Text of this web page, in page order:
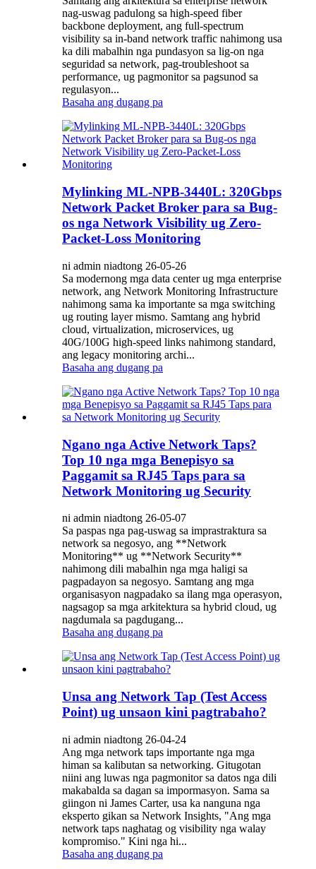
nag-uswag padulong sa high-speed fiber
backbone deployment, ang full-spectrum
visibility sa in-band network traffic nahimong usa
ka dili mabalhin nga pundasyon sa lig-on nga
seguridad sa network, pag-troubleshoot sa
performance, ug pagmonitor sa pagsunod sa
regulasyon...
Basaha ang dugang pa
Mylinking ML‑NPB‑3440L: 320Gbps
Network Packet Broker para sa Bug-
os nga Network Visibility ug Zero-
Packet-Loss Monitoring
ni admin niadtong 26-05-26
Sa modernong mga data center ug mga enterprise
network, ang Network Monitoring Infrastructure
nahimong sama ka importante sa mga switching
ug routing layer mismo. Samtang ang hybrid
cloud, virtualization, microservices, ug
40G/100G high-speed links nahimong standard,
ang legacy monitoring archi...
Basaha ang dugang pa
Ngano nga Active Network Taps?
Top 10 nga mga Benepisyo sa
Paggamit sa RJ45 Taps para sa
Network Monitoring ug Security
ni admin niadtong 26-05-07
Sa paspas nga pag-uswag sa imprastraktura sa
network sa negosyo, ang **Network
Monitoring** ug **Network Security**
nahimong dili mabalhin nga mga haligi sa
pagpadayon sa negosyo. Samtang ang mga
organisasyon nagpadako sa ilang mga operasyon,
nagsagop sa mga arkitektura sa hybrid cloud, ug
nagdumala sa pagdugang...
Basaha ang dugang pa
Unsa ang Network Tap (Test Access
Point) ug unsaon kini pagtrabaho?
ni admin niadtong 26-04-24
Ang mga network taps importante nga mga
himan sa kalibutan sa networking. Gitugotan
niini ang luwas nga pagmonitor sa datos nga dili
makabalda sa dagan sa impormasyon. Sama sa
giingon ni James Carter, usa ka nanguna nga
eksperto gikan sa Network Insights, "Ang mga
network taps naghatag og visibility nga walay
kompromiso." Kini nga hi...
Basaha ang dugang pa